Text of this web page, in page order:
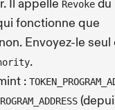
Il appelle Revoke du
fonctionne que
Envoyez-le seul
.
: